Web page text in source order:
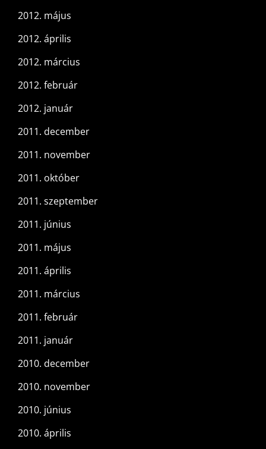
2012. május
2012. április
2012. március
2012. február
2012. január
2011. december
2011. november
2011. október
2011. szeptember
2011. június
2011. május
2011. április
2011. március
2011. február
2011. január
2010. december
2010. november
2010. június
2010. április